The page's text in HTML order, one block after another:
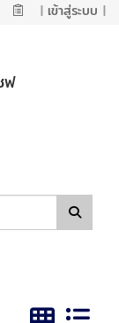
| เข้าสู่ระบบ |
ฟ